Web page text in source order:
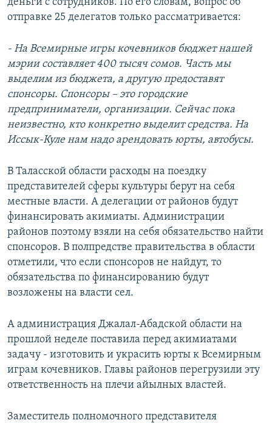
деньги с сотрудников. По его словам, вопрос об
отправке 25 делегатов только рассматривается:
- На Всемирные игры кочевников бюджет нашей
мэрии составляет 400 тысяч сомов. Часть мы
выделим из бюджета, а другую предоставят
спонсоры. Спонсоры – это городские
предприниматели, организации. Сейчас пока
неизвестно, кто конкретно выделит средства. На
Иссык-Куле нам надо арендовать юрты, автобусы.
В Таласской области расходы на поездку
представителей сферы культуры берут на себя
местные власти. А делегации от районов будут
финансировать акимиаты. Администрации
районов поэтому взяли на себя обязательство найти
спонсоров. В полпредстве правительства в области
отметили, что если спонсоров не найдут, то
обязательства по финансированию будут
возложены на власти сел.
А администрация Джалал-Абадской области на
прошлой неделе поставила перед акимиатами
задачу - изготовить и украсить юрты к Всемирным
играм кочевников. Главы районов перегрузили эту
ответственность на плечи айылных властей.
Заместитель полномочного представителя